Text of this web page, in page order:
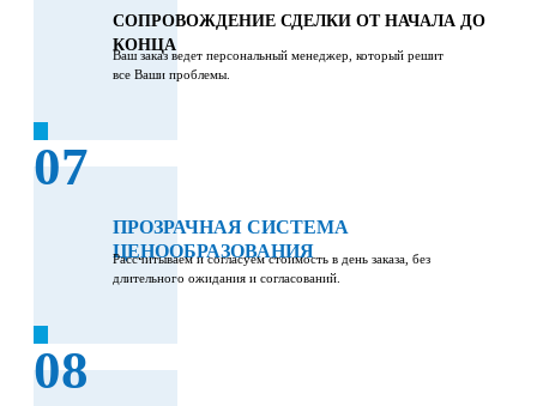
СОПРОВОЖДЕНИЕ СДЕЛКИ ОТ НАЧАЛА ДО
КОНЦА
Ваш заказ ведет персональный менеджер, который решит
все Ваши проблемы.
07
ПРОЗРАЧНАЯ СИСТЕМА
ЦЕНООБРАЗОВАНИЯ
Рассчитываем и согласуем стоимость в день заказа, без
длительного ожидания и согласований.
08